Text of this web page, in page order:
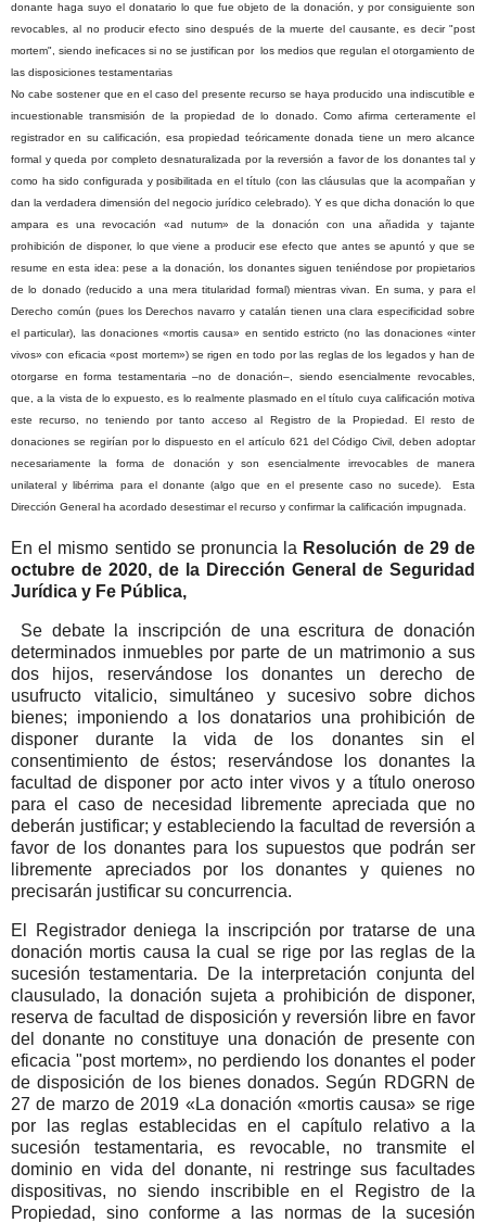
donante haga suyo el donatario lo que fue objeto de la donación, y por consiguiente son
revocables, al no producir efecto sino después de la muerte del causante, es decir "post
mortem", siendo ineficaces si no se justifican por los medios que regulan el otorgamiento de
las disposiciones testamentarias
No cabe sostener que en el caso del presente recurso se haya producido una indiscutible e
incuestionable transmisión de la propiedad de lo donado. Como afirma certeramente el
registrador en su calificación, esa propiedad teóricamente donada tiene un mero alcance
formal y queda por completo desnaturalizada por la reversión a favor de los donantes tal y
como ha sido configurada y posibilitada en el título (con las cláusulas que la acompañan y
dan la verdadera dimensión del negocio jurídico celebrado). Y es que dicha donación lo que
ampara es una revocación «ad nutum» de la donación con una añadida y tajante
prohibición de disponer, lo que viene a producir ese efecto que antes se apuntó y que se
resume en esta idea: pese a la donación, los donantes siguen teniéndose por propietarios
de lo donado (reducido a una mera titularidad formal) mientras vivan. En suma, y para el
Derecho común (pues los Derechos navarro y catalán tienen una clara especificidad sobre
el particular), las donaciones «mortis causa» en sentido estricto (no las donaciones «inter
vivos» con eficacia «post mortem») se rigen en todo por las reglas de los legados y han de
otorgarse en forma testamentaria –no de donación–, siendo esencialmente revocables,
que, a la vista de lo expuesto, es lo realmente plasmado en el título cuya calificación motiva
este recurso, no teniendo por tanto acceso al Registro de la Propiedad. El resto de
donaciones se regirían por lo dispuesto en el artículo 621 del Código Civil, deben adoptar
necesariamente la forma de donación y son esencialmente irrevocables de manera
unilateral y libérrima para el donante (algo que en el presente caso no sucede).
Esta
Dirección General ha acordado desestimar el recurso y confirmar la calificación impugnada.
En el mismo sentido se pronuncia la Resolución de 29 de
octubre de 2020, de la Dirección General de Seguridad
Jurídica y Fe Pública,
Se debate la inscripción de una escritura de donación
determinados inmuebles por parte de un matrimonio a sus
dos hijos, reservándose los donantes un derecho de
usufructo vitalicio, simultáneo y sucesivo sobre dichos
bienes; imponiendo a los donatarios una prohibición de
disponer durante la vida de los donantes sin el
consentimiento de éstos; reservándose los donantes la
facultad de disponer por acto inter vivos y a título oneroso
para el caso de necesidad libremente apreciada que no
deberán justificar; y estableciendo la facultad de reversión a
favor de los donantes para los supuestos que podrán ser
libremente apreciados por los donantes y quienes no
precisarán justificar su concurrencia.
El Registrador deniega la inscripción por tratarse de una
donación mortis causa la cual se rige por las reglas de la
sucesión testamentaria. De la interpretación conjunta del
clausulado, la donación sujeta a prohibición de disponer,
reserva de facultad de disposición y reversión libre en favor
del donante no constituye una donación de presente con
eficacia "post mortem», no perdiendo los donantes el poder
de disposición de los bienes donados. Según RDGRN de
27 de marzo de 2019 «La donación «mortis causa» se rige
por las reglas establecidas en el capítulo relativo a la
sucesión testamentaria, es revocable, no transmite el
dominio en vida del donante, ni restringe sus facultades
dispositivas, no siendo inscribible en el Registro de la
Propiedad, sino conforme a las normas de la sucesión